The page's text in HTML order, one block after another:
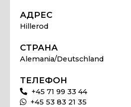
АДРЕС
Hillerod
СТРАНА
Alemania/Deutschland
ТЕЛЕФОН
+45 71 99 33 44
+45 53 83 21 35